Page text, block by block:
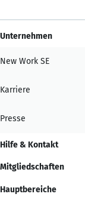
Unternehmen
New Work SE
Karriere
Presse
Hilfe & Kontakt
Mitgliedschaften
Hauptbereiche